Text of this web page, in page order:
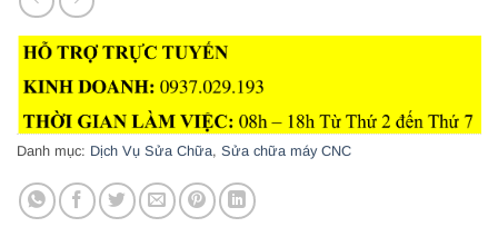
Danh mục: Dịch Vụ Sửa Chữa, Sửa chữa máy CNC